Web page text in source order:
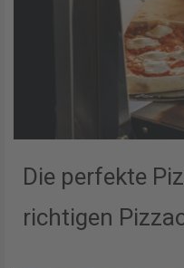
Die perfekte
richtigen